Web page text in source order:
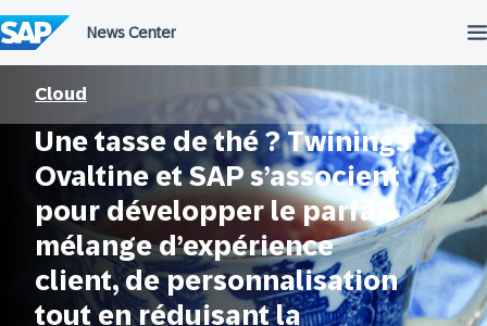
au
contenu
Cloud
Une tasse de thé ? Twinings
Ovaltine et SAP s’associent
pour développer le parfait
mélange d’expérience
client, de personnalisation
tout en réduisant la